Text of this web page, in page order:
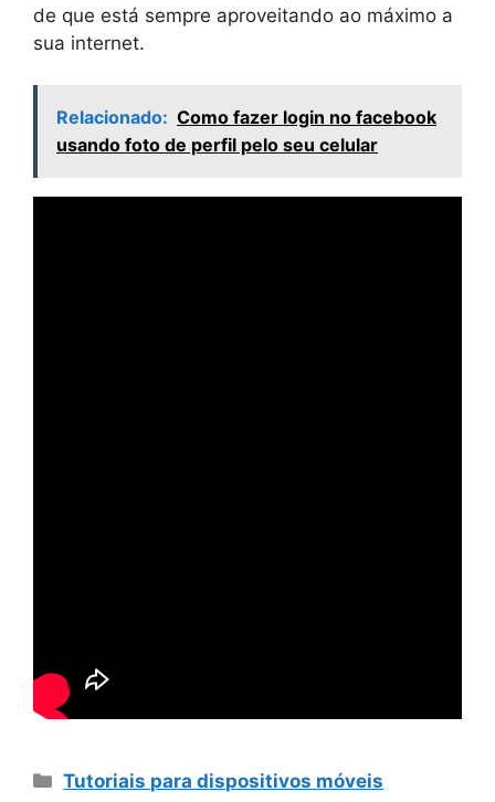
de que está sempre aproveitando ao máximo a
sua internet.
Relacionado: Como fazer login no facebook
usando foto de perfil pelo seu celular
Categorias
Tutoriais para dispositivos móveis